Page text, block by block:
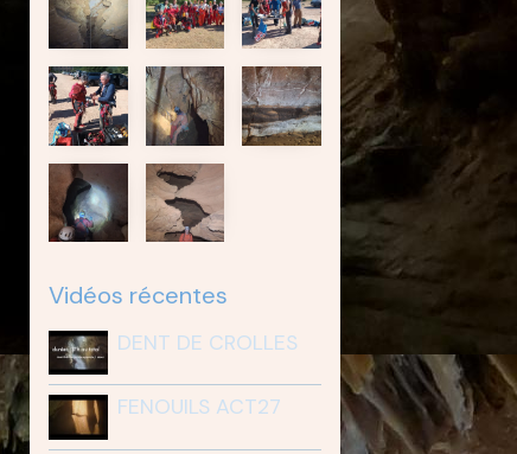
Vidéos récentes
DENT DE CROLLES
FENOUILS ACT27